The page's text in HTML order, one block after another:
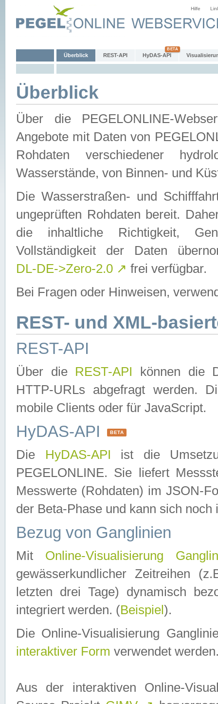
Hilfe
Überblick REST-API HyDAS-API
Überblick
Über die PEGELONLINE-
Angebote mit Daten von
Rohdaten verschiedener
Wasserstände, von Binnen- und
Die Wasserstraßen- und
ungeprüften Rohdaten bereit.
die inhaltliche Richtigkeit,
Vollständigkeit der Daten
DL-DE->Zero-2.0 ↗ frei verfügbar.
Bei Fragen oder Hinweisen,
REST- und XML-
REST-API
Über die REST-API können die
HTTP-URLs abgefragt werden.
mobile Clients oder für JavaScript.
HyDAS-API BETA
Die HyDAS-API ist die
PEGELONLINE. Sie liefert
Messwerte (Rohdaten) im JSON-
der Beta-Phase und kann sich noch
Bezug von Ganglinien
Mit Online-Visualisierung
gewässerkundlicher Zeitreihen
letzten drei Tage) dynamisch
integriert werden. (Beispiel ).
Die Online-Visualisierung
interaktiver Form verwendet
Aus der interaktiven Online-